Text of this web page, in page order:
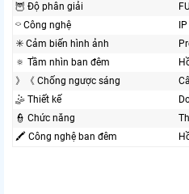
🦉 Độ phân giải
⌔ Công nghệ
✳️ Cảm biến hình ảnh
🔅 Tầm nhìn ban đêm
》《 Chống ngược sáng
🤹 Thiết kế
👮 Chức năng
🖍 Công nghệ ban đêm